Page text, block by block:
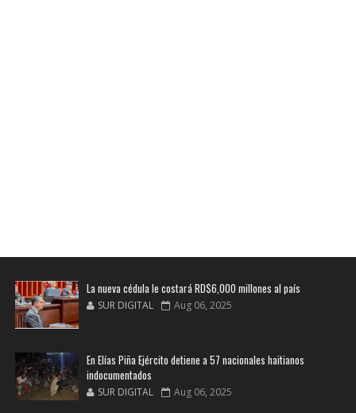
La nueva cédula le costará RD$6,000 millones al país
SUR DIGITAL Aug 06, 2025
En Elías Piña Ejército detiene a 57 nacionales haitianos
indocumentados
SUR DIGITAL Aug 06, 2025